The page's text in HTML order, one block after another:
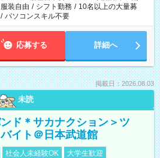
服装自由 / シフト勤務 / 10名以上の大量募
/ パソコンスキル不要
応募する 詳細へ
掲載日：2026.08.03
未読
ド＊サカナクション＞ツ
イト＠日本武道館
社会人未経験OK
大学生歓迎